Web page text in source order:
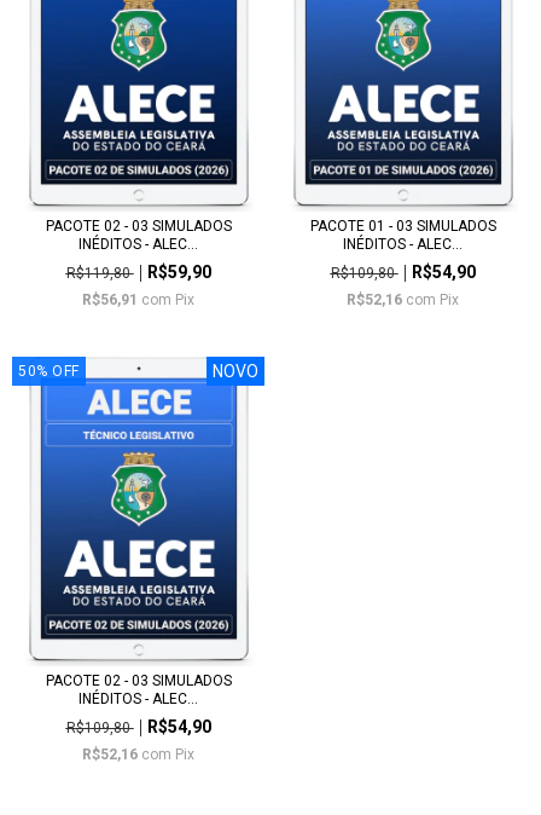
PACOTE 02 - 03 SIMULADOS
INÉDITOS - ALEC...
R$119,80
R$59,90
R$56,91 com Pix
PACOTE 01 - 03 SIMULADOS
INÉDITOS - ALEC...
R$109,80
R$54,90
R$52,16 com Pix
50% OFF NOVO
PACOTE 02 - 03 SIMULADOS
INÉDITOS - ALEC...
R$109,80
R$54,90
R$52,16 com Pix